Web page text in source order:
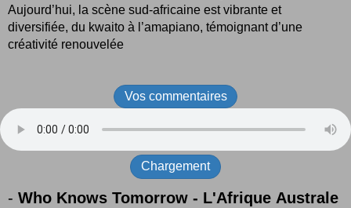
Aujourd’hui, la scène sud-africaine est vibrante et
diversifiée, du kwaito à l’amapiano, témoignant d’une
créativité renouvelée
Vos commentaires
Chargement
- Who Knows Tomorrow - L'Afrique Australe